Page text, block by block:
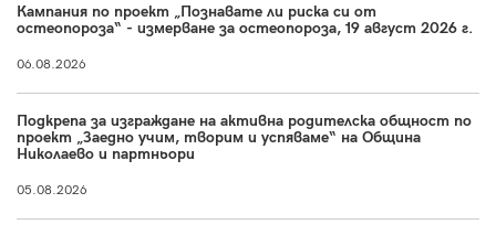
Кампания по проект „Познавате ли риска си от
остеопороза“ - измерване за остеопороза, 19 август 2026 г.
06.08.2026
Подкрепа за изграждане на активна родителска общност по
проект „Заедно учим, творим и успяваме“ на Община
Николаево и партньори
05.08.2026